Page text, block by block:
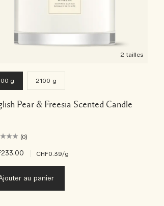
2 tailles
g 2100 g
Pear & Freesia Scented Candle
(0)
CHF0.39/g
au panier